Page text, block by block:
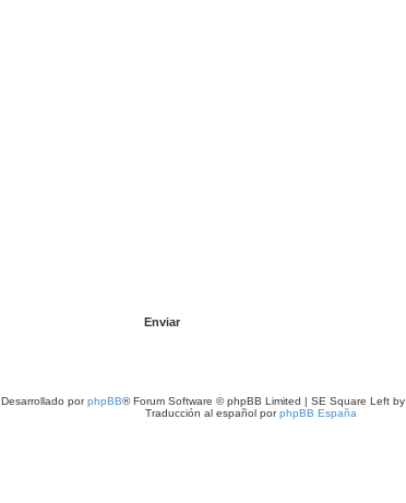
Desarrollado porphpBB® Forum Software © phpBB Limited | SE Square Left by
Traducción al español porphpBB España